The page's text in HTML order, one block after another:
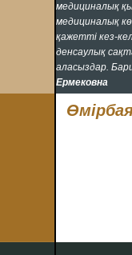
медициналық
медициналық
қажетті кез-
денсаулық
аласыздар.
Ермековна